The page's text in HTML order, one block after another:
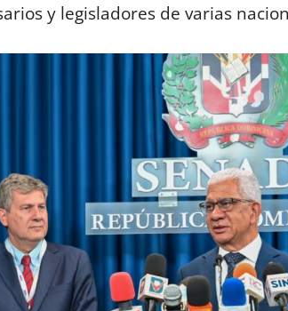
y legisladores de varias